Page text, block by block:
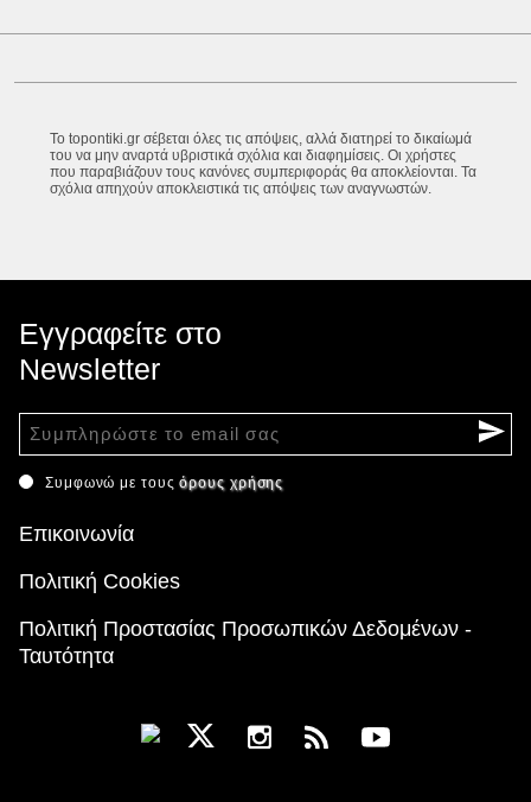
Το topontiki.gr σέβεται όλες τις απόψεις, αλλά διατηρεί το δικαίωμά
του να μην αναρτά υβριστικά σχόλια και διαφημίσεις. Οι χρήστες
που παραβιάζουν τους κανόνες συμπεριφοράς θα αποκλείονται. Τα
σχόλια απηχούν αποκλειστικά τις απόψεις των αναγνωστών.
Εγγραφείτε στο
Newsletter
Συμφωνώ με τουςόρους χρήσης
Επικοινωνία
Πολιτική Cookies
Πολιτική Προστασίας Προσωπικών Δεδομένων -
Ταυτότητα